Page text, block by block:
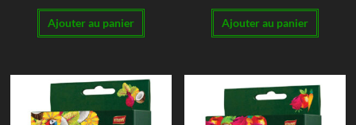
Ajouter au panier Ajouter au panier